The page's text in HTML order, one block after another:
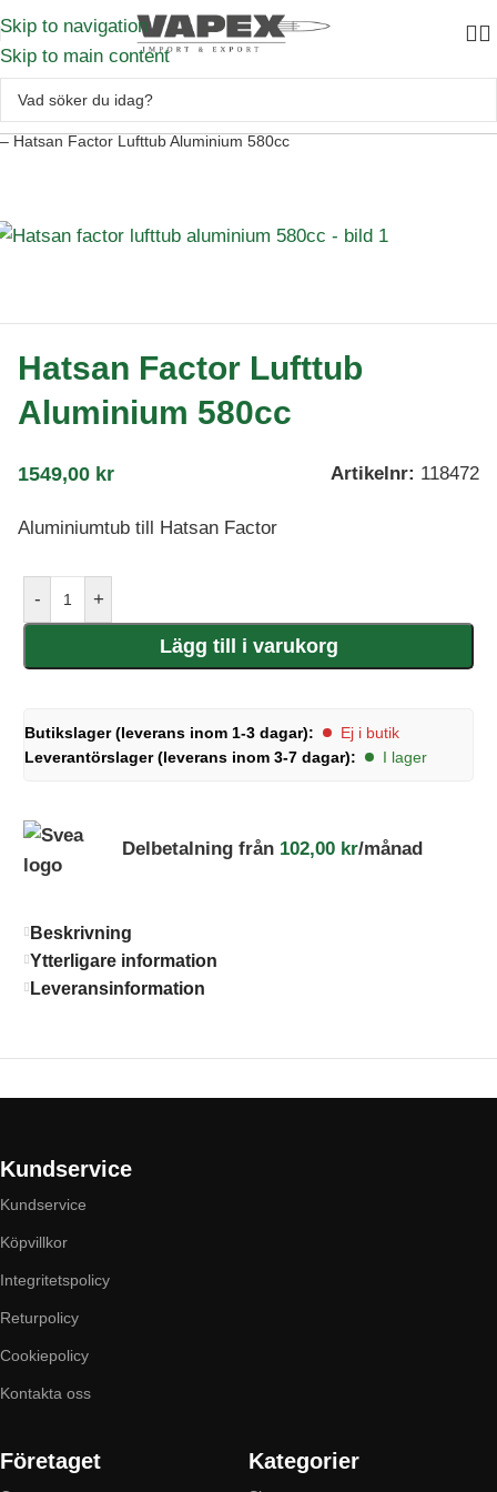
Skip to navigation
Skip to main content
– Hatsan Factor Lufttub Aluminium 580cc
Hatsan Factor Lufttub
Aluminium 580cc
1549,00 kr Artikelnr: 118472
Aluminiumtub till Hatsan Factor
- +
Lägg till i varukorg
Butikslager (leverans inom 1-3 dagar):
Ej i butik
Leverantörslager (leverans inom 3-7 dagar):
I lager
Delbetalning från 102,00 kr/månad
Beskrivning
Ytterligare information
Leveransinformation
Kundservice
Kundservice
Köpvillkor
Integritetspolicy
Returpolicy
Cookiepolicy
Kontakta oss
Företaget Kategorier